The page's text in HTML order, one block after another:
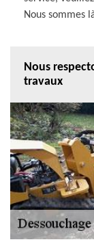
Nous sommes
Nous
travaux